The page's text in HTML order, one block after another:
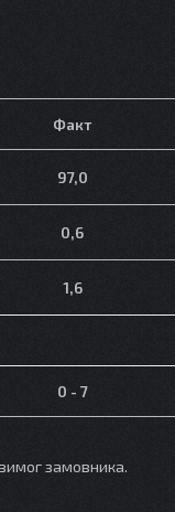
Факт
97,0
0,6
1,6
0 - 7
замовника.